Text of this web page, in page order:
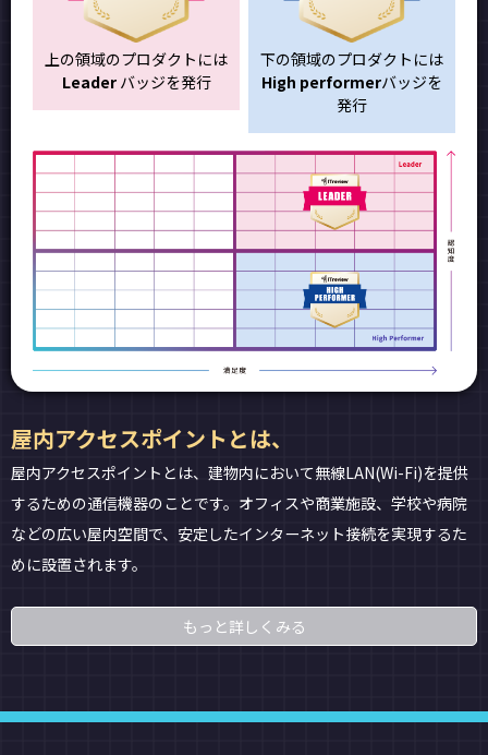
上の領域のプロダクトには
Leaderバッジを発行
下の領域のプロダクトには
High performerバッジを
発行
屋内アクセスポイントとは、
屋内アクセスポイントとは、建物内において無線LAN(Wi-Fi)を提供
するための通信機器のことです。オフィスや商業施設、学校や病院
などの広い屋内空間で、安定したインターネット接続を実現するた
めに設置されます。
もっと詳しくみる